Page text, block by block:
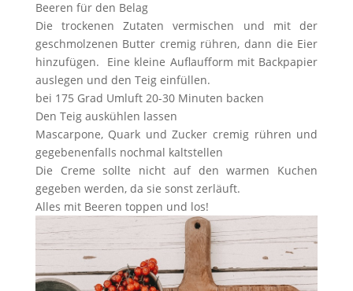
Beeren für den Belag
Die trockenen Zutaten vermischen und mit der
geschmolzenen Butter cremig rühren, dann die Eier
hinzufügen. Eine kleine Auflaufform mit Backpapier
auslegen und den Teig einfüllen.
bei 175 Grad Umluft 20-30 Minuten backen
Den Teig auskühlen lassen
Mascarpone, Quark und Zucker cremig rühren und
gegebenenfalls nochmal kaltstellen
Die Creme sollte nicht auf den warmen Kuchen
gegeben werden, da sie sonst zerläuft.
Alles mit Beeren toppen und los!